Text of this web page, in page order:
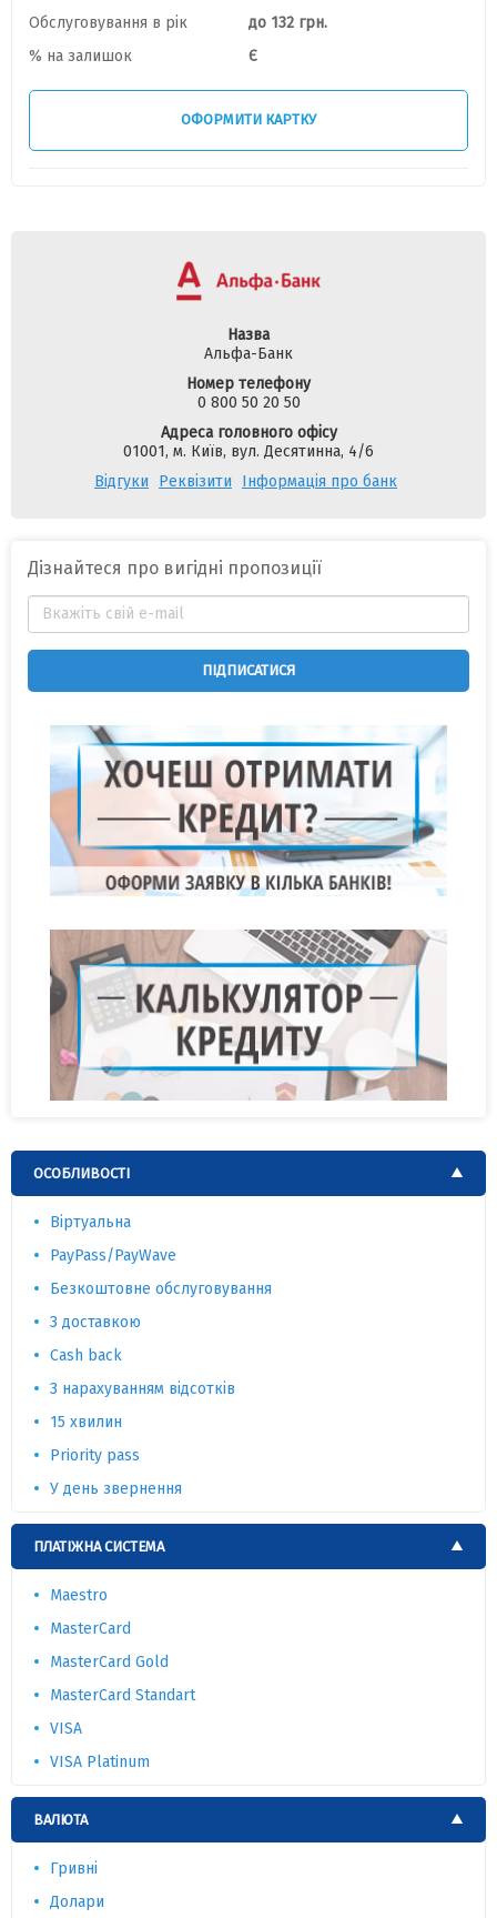
Обслуговування в рік
до 132 грн.
% на залишок
Є
ОФОРМИТИ КАРТКУ
Назва
Альфа-Банк
Номер телефону
0 800 50 20 50
Адреса головного офісу
01001, м. Київ, вул. Десятинна, 4/6
Відгуки
Реквізити Інформація про банк
Дізнайтеся про вигідні пропозиції
ПІДПИСАТИСЯ
ОСОБЛИВОСТІ
Віртуальна
PayPass/PayWave
Безкоштовне обслуговування
З доставкою
Cash back
З нарахуванням відсотків
15 хвилин
Priority pass
У день звернення
ПЛАТІЖНА СИСТЕМА
Maestro
MasterCard
MasterCard Gold
MasterCard Standart
VISA
VISA Platinum
ВАЛЮТА
Гривні
Долари